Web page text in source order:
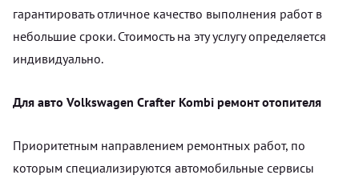
гарантировать отличное качество выполнения работ в
небольшие сроки. Стоимость на эту услугу определяется
индивидуально.
Для авто Volkswagen Crafter Kombi ремонт отопителя
Приоритетным направлением ремонтных работ, по
которым специализируются автомобильные сервисы